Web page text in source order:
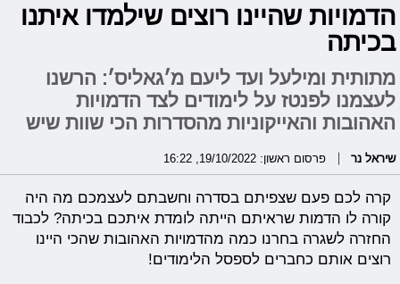
הדמויות שהיינו רוצים שילמדו איתנו
בכיתה
מתותית ומילעל ועד ליעם מ׳גאליס׳: הרשנו
לעצמנו לפנטז על לימודים לצד הדמויות
האהובות והאייקוניות מהסדרות הכי שוות שיש
שיראל נר פרסום ראשון: 19/10/2022, 16:22
קרה לכם פעם שצפיתם בסדרה וחשבתם לעצמכם מה היה
קורה לו הדמות שראיתם הייתה לומדת איתכם בכיתה? לכבוד
החזרה לשגרה בחרנו כמה מהדמויות האהובות שהכי היינו
רוצים אותם כחברים לספסל הלימודים!